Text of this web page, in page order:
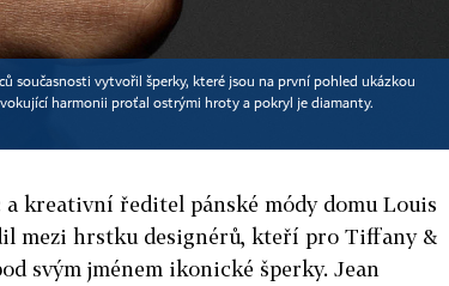
současnosti vytvořil šperky, které jsou na první pohled ukázkou
harmonii proťal ostrými hroty a pokryl je diamanty.
a kreativní ředitel pánské módy domu Louis
mezi hrstku designérů, kteří pro Tiffany &
svým jménem ikonické šperky. Jean